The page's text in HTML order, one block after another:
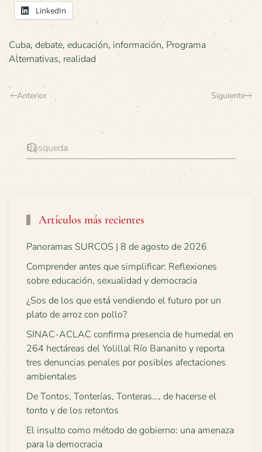
LinkedIn
Cuba, debate, educación, información, Programa
Alternativas, realidad
Anterior Siguiente
Artículos más recientes
Panoramas SURCOS | 8 de agosto de 2026
Comprender antes que simplificar: Reflexiones
sobre educación, sexualidad y democracia
¿Sos de los que está vendiendo el futuro por un
plato de arroz con pollo?
SINAC-ACLAC confirma presencia de humedal en
264 hectáreas del Yolillal Río Bananito y reporta
tres denuncias penales por posibles afectaciones
ambientales
De Tontos, Tonterías, Tonteras…, de hacerse el
tonto y de los retontos
El insulto como método de gobierno: una amenaza
para la democracia